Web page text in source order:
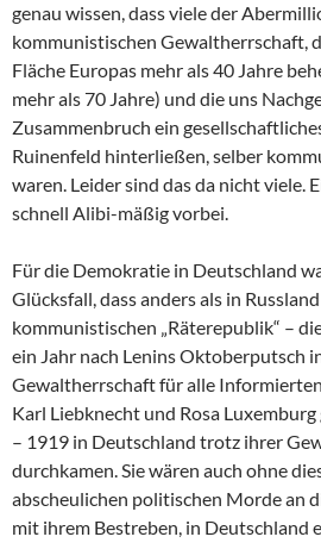
genau wissen, dass viele der
kommunistischen Gewaltherrschaft,
Fläche Europas mehr als 40 Jahre
mehr als 70 Jahre) und die uns
Zusammenbruch ein
Ruinenfeld hinterließen, selber
waren. Leider sind das da nicht viele.
schnell Alibi-mäßig vorbei.
Für die Demokratie in Deutschland
Glücksfall, dass anders als in
kommunistischen „Räterepublik“ –
ein Jahr nach Lenins Oktoberputsch
Gewaltherrschaft für alle
Karl Liebknecht und Rosa
– 1919 in Deutschland trotz ihrer
durchkamen. Sie wären auch ohne
abscheulichen politischen Morde an
mit ihrem Bestreben, in Deutschland